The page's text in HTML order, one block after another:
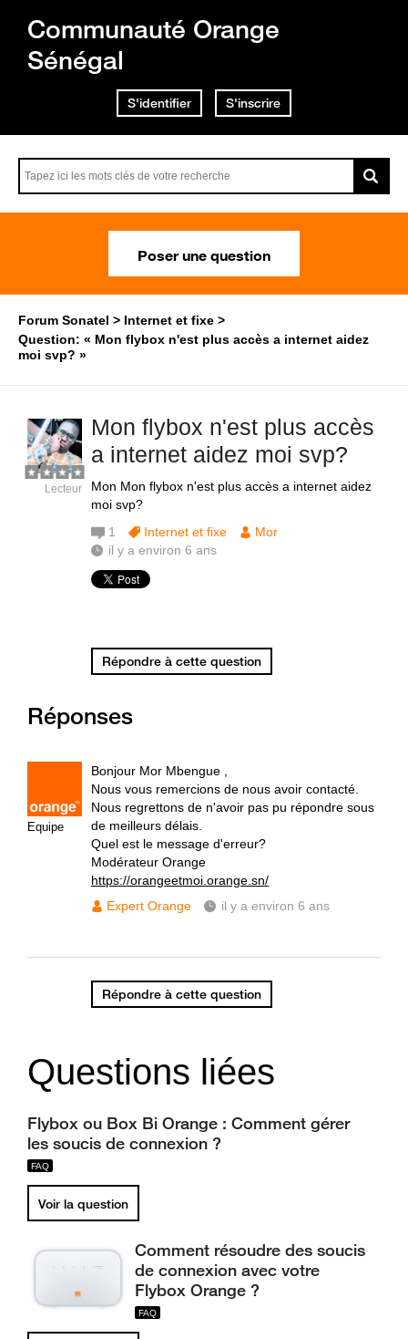
Communauté Orange
Sénégal
S'identifier S'inscrire
Poser une question
Forum Sonatel
Internet et fixe
Question: « Mon flybox n'est plus accès a internet aidez
moi svp? »
Mon flybox n'est plus accès
a internet aidez moi svp?
Mon Mon flybox n'est plus accès a internet aidez
moi svp?
Lecteur
1 Internet et fixe
Mor
il y a environ 6 ans
Répondre à cette question
Réponses
Equipe
Bonjour Mor Mbengue ,
Nous vous remercions de nous avoir contacté.
Nous regrettons de n'avoir pas pu répondre sous
de meilleurs délais.
Quel est le message d'erreur?
Modérateur Orange
https://orangeetmoi.orange.sn/
Expert Orange
il y a environ 6 ans
Répondre à cette question
Questions liées
Flybox ou Box Bi Orange : Comment gérer
les soucis de connexion ?
Voir la question
Comment résoudre des soucis
de connexion avec votre
Flybox Orange ?